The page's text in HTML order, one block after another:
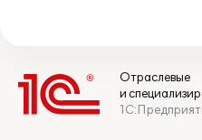
Отраслевые
и